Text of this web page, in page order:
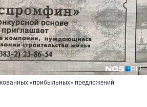
«прибыльных» предложений